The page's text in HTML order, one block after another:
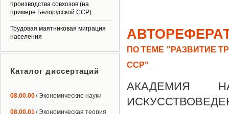
ПО ТЕМЕ "РАЗВИТИЕ
ССР"
АКАДЕМИЯ
производства совхозов (на
примере Белорусской ССР)
Трудовая маятниковая миграция
населения
Каталог диссертаций
08.00.00/ Экономические науки
08.00.01/ Экономическая теория